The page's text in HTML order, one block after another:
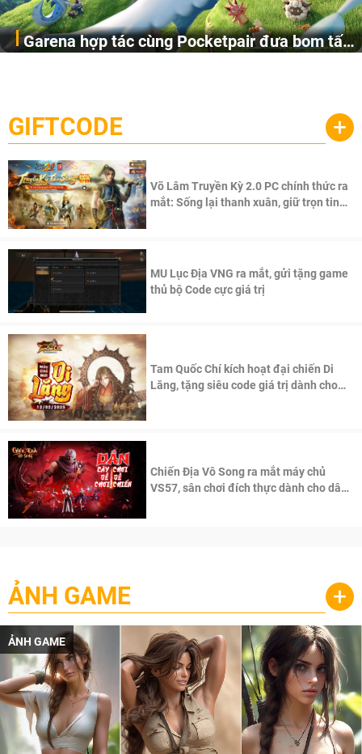
Garena hợp tác cùng Pocketpair đưa bom tấn
cầu, theo giấy phép chính thức từ công ty game Nhật Bản
Pocketpair, Inc.
GIFTCODE +
Võ Lâm Truyền Kỳ 2.0 PC chính thức ra
mắt: Sống lại thanh xuân, giữ trọn tinh
MU Lục Địa VNG ra mắt, gửi tặng game
thủ bộ Code cực giá trị
Tam Quốc Chí kích hoạt đại chiến Di
Lăng, tặng siêu code giá trị dành cho
Chiến Địa Vô Song ra mắt máy chủ
VS57, sân chơi đích thực dành cho dân
ẢNH GAME +
ẢNH GAME